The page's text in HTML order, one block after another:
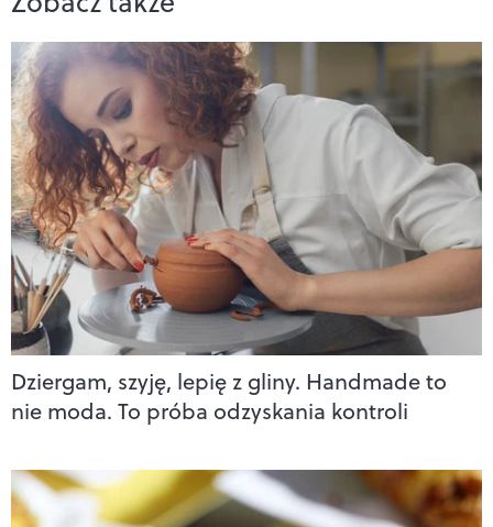
Dziergam, szyję, lepię z gliny. Handmade to
nie moda. To próba odzyskania kontroli